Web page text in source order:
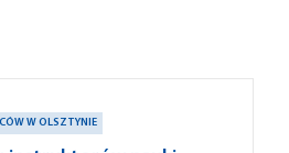
W OLSZTYNIE